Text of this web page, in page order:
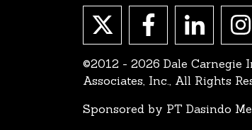
©2012 - 2026 Dale Carnegie
Associates, Inc., All Rights
Sponsored by PT Dasindo